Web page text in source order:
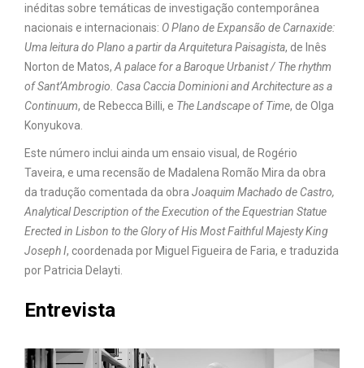
inéditas sobre temáticas de investigação contemporânea
nacionais e internacionais: O Plano de Expansão de Carnaxide:
Uma leitura do Plano a partir da Arquitetura Paisagista, de Inês
Norton de Matos, A palace for a Baroque Urbanist / The rhythm
of Sant’Ambrogio. Casa Caccia Dominioni and Architecture as a
Continuum, de Rebecca Billi, e The Landscape of Time, de Olga
Konyukova.
Este número inclui ainda um ensaio visual, de Rogério
Taveira, e uma recensão de Madalena Romão Mira da obra
da tradução comentada da obra Joaquim Machado de Castro,
Analytical Description of the Execution of the Equestrian Statue
Erected in Lisbon to the Glory of His Most Faithful Majesty King
Joseph I, coordenada por Miguel Figueira de Faria, e traduzida
por Patricia Delayti.
Entrevista